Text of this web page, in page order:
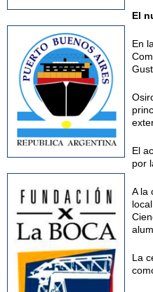
El
En
El
por
A la
La